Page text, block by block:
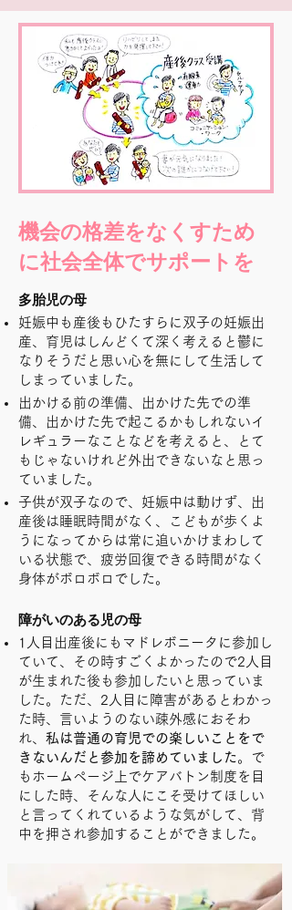
機会の格差をなくすため
に社会全体でサポートを
多胎児の母
妊娠中も産後もひたすらに双子の妊娠出
産、育児はしんどくて深く考えると鬱に
なりそうだと思い心を無にして生活して
しまっていました。
​出かける前の準備、出かけた先での準
備、出かけた先で起こるかもしれないイ
レギュラーなことなどを考えると、とて
もじゃないけれど外出できないなと思っ
ていました。
子供が双子なので、妊娠中は動けず、出
産後は睡眠時間がなく、こどもが歩くよ
うになってからは常に追いかけまわして
いる状態で、疲労回復できる時間がなく
身体がボロボロでした。
障がいのある児の母
1人目出産後にもマドレボニータに参加し
ていて、その時すごくよかったので2人目
が生まれた後も参加したいと思っていま
した。ただ、2人目に障害があるとわかっ
た時、言いようのない疎外感におそわ
れ、 私は普通の育児での楽しいことをで
きないんだと参加を諦めていました。で
もホームページ上でケアバトン制度を目
にした時、そんな人にこそ受けてほしい
と言ってくれているような気がして、背
中を押され参加することができました。​